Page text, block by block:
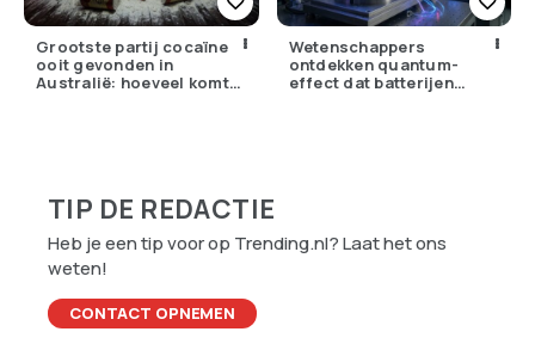
Grootste partij cocaïne
ooit gevonden in
Australië: hoeveel komt
Wetenschappers
ontdekken quantum-
effect dat batterijen
TIP DE REDACTIE
Heb je een tip voor op Trending.nl? Laat het ons
weten!
CONTACT OPNEMEN